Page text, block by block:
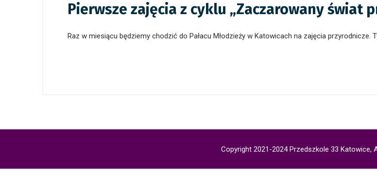
Pierwsze zajęcia z cyklu „Zaczarowany świat
Raz w miesiącu będziemy chodzić do Pałacu Młodzieży w Katowicach na zajęcia
Copyright 2021-2024 Przedszkole 33 Katowice,